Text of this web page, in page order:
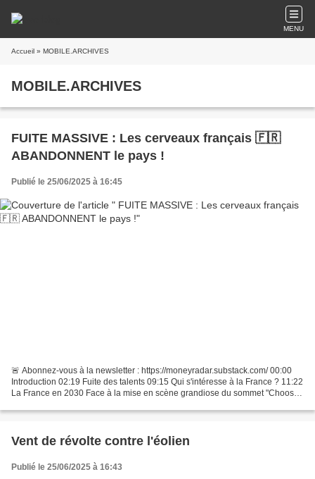
MENU
Accueil » MOBILE.ARCHIVES
MOBILE.ARCHIVES
FUITE MASSIVE : Les cerveaux français 🇫🇷
ABANDONNENT le pays !
Publié le 25/06/2025 à 16:45
🚨 Abonnez-vous à la newsletter : https://moneyradar.substack.com/ 00:00
Introduction 02:19 Fuite des talents 09:15 Qui s'intéresse à la France ? 11:22
La France en 2030 Face à la mise en scène grandiose du sommet "Choose
Vent de révolte contre l'éolien
Publié le 25/06/2025 à 16:43